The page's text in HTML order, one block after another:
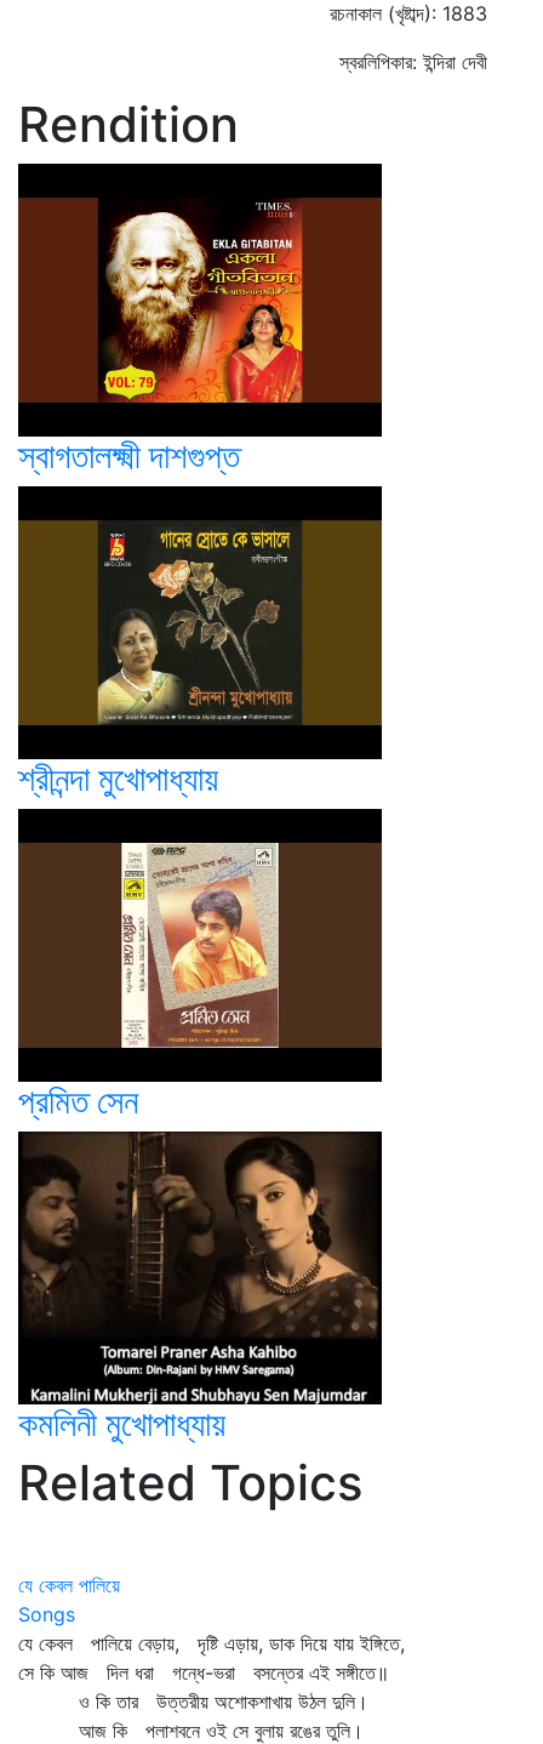
রচনাকাল (খৃষ্টাব্দ): 1883
স্বরলিপিকার: ইন্দিরা দেবী
Rendition
স্বাগতালক্ষ্মী দাশগুপ্ত
শ্রীনন্দা মুখোপাধ্যায়
প্রমিত সেন
কমলিনী মুখোপাধ্যায়
Related Topics
যে কেবল পালিয়ে
Songs
যে কেবল পালিয়ে বেড়ায়, দৃষ্টি এড়ায়, ডাক দিয়ে যায় ইঙ্গিতে,
সে কি আজ দিল ধরা গন্ধে-ভরা বসন্তের এই সঙ্গীতে॥
ও কি তার উত্তরীয় অশোকশাখায় উঠল দুলি।
আজ কি পলাশবনে ওই সে বুলায় রঙের তুলি।